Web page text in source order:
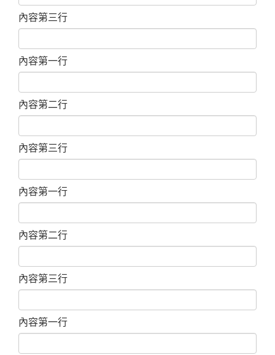
內容第三行
內容第一行
內容第二行
內容第三行
內容第一行
內容第二行
內容第三行
內容第一行